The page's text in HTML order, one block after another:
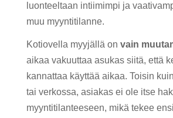
luonteeltaan intiimimpi ja
muu myyntitilanne.
Kotiovella myyjällä on vain
aikaa vakuuttaa asukas siitä, että
kannattaa käyttää aikaa. Toisin
tai verkossa, asiakas ei ole itse
myyntitilanteeseen, mikä tekee